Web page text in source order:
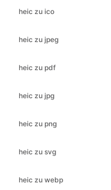
heic zu pdf
heic zu jpg
heic zu png
heic zu svg
heic zu webp
jfif zu bmp
jfif zu gif